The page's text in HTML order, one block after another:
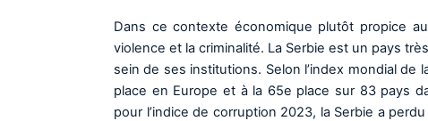
Dans ce contexte économique plutôt propice
violence et la criminalité. La Serbie est un pays
sein de ses institutions. Selon l’index mondial de
place en Europe et à la 65e place sur 83 pays
pour l’indice de corruption 2023, la Serbie a